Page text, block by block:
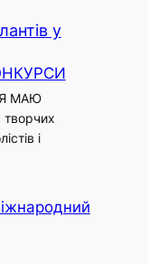
у
Я МАЮ
творчих
і